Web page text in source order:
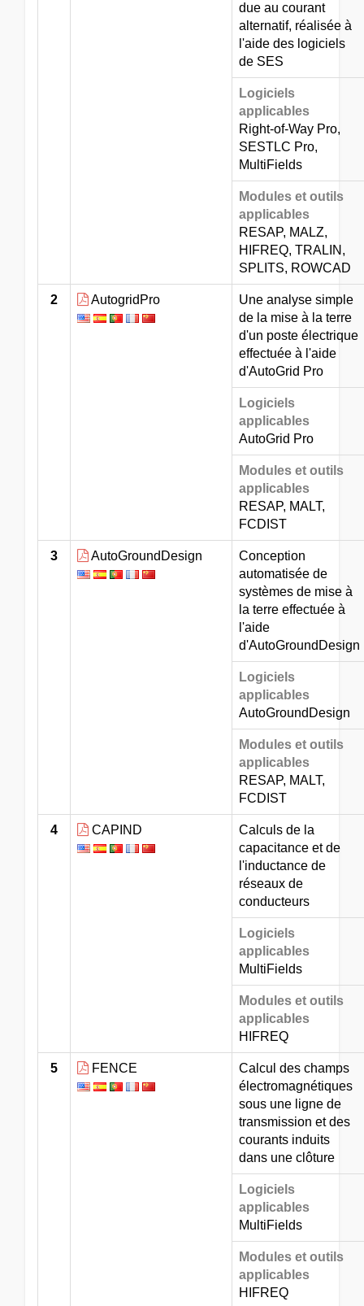
due au courant
alternatif, réalisée à
l'aide des logiciels
de SES
Logiciels
applicables
Right-of-Way Pro,
SESTLC Pro,
MultiFields
Modules et outils
applicables
RESAP, MALZ,
HIFREQ, TRALIN,
SPLITS, ROWCAD
2 AutogridPro
Une analyse simple
de la mise à la terre
d'un poste électrique
effectuée à l'aide
d'AutoGrid Pro
Logiciels
applicables
AutoGrid Pro
Modules et outils
applicables
RESAP, MALT,
FCDIST
3 AutoGroundDesign
Conception
automatisée de
systèmes de mise à
la terre effectuée à
l'aide
d'AutoGroundDesign
Logiciels
applicables
AutoGroundDesign
Modules et outils
applicables
RESAP, MALT,
FCDIST
4 CAPIND
Calculs de la
capacitance et de
l'inductance de
réseaux de
conducteurs
Logiciels
applicables
MultiFields
Modules et outils
applicables
HIFREQ
5 FENCE
Calcul des champs
électromagnétiques
sous une ligne de
transmission et des
courants induits
dans une clôture
Logiciels
applicables
MultiFields
Modules et outils
applicables
HIFREQ